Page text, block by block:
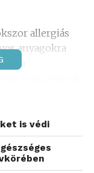
allergiás
anyagokra
a
légzés
is védi